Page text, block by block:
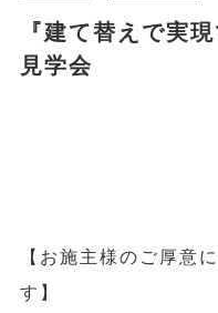
『建て替えで実
見学会
【お施主様のご厚意
す】